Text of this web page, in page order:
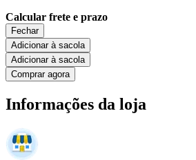
Calcular frete e prazo
Fechar
Adicionar à sacola
Adicionar à sacola
Comprar agora
Informações da loja